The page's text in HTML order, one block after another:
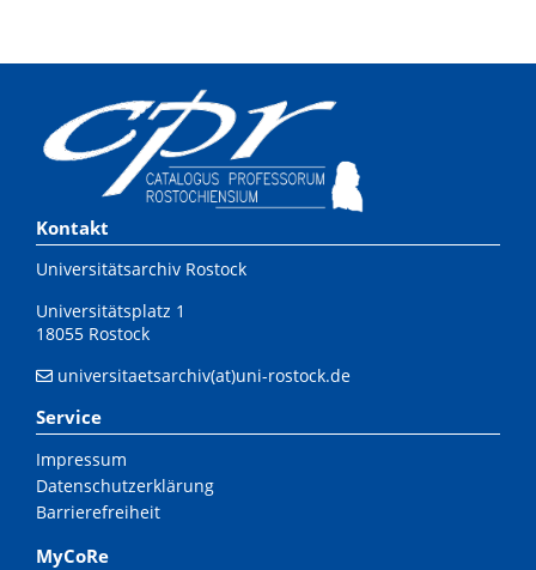
Kontakt
Universitätsarchiv Rostock
Universitätsplatz 1
18055 Rostock
universitaetsarchiv(at)uni-rostock.de
Service
Impressum
Datenschutzerklärung
Barrierefreiheit
MyCoRe